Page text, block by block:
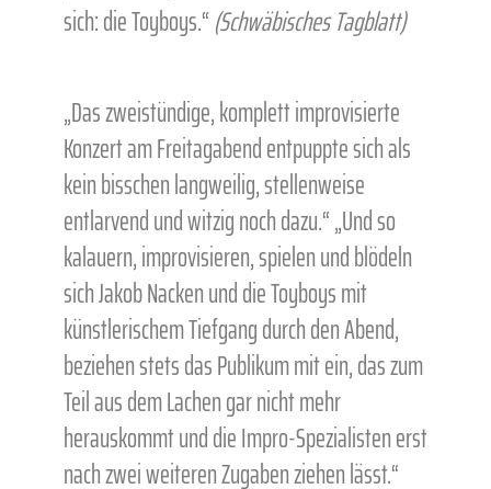
sich: die Toyboys.“(Schwäbisches Tagblatt)
„Das zweistündige, komplett improvisierte
Konzert am Freitagabend entpuppte sich als
kein bisschen langweilig, stellenweise
entlarvend und witzig noch dazu.“ „Und so
kalauern, improvisieren, spielen und blödeln
sich Jakob Nacken und die Toyboys mit
künstlerischem Tiefgang durch den Abend,
beziehen stets das Publikum mit ein, das zum
Teil aus dem Lachen gar nicht mehr
herauskommt und die Impro-Spezialisten erst
nach zwei weiteren Zugaben ziehen lässt.“